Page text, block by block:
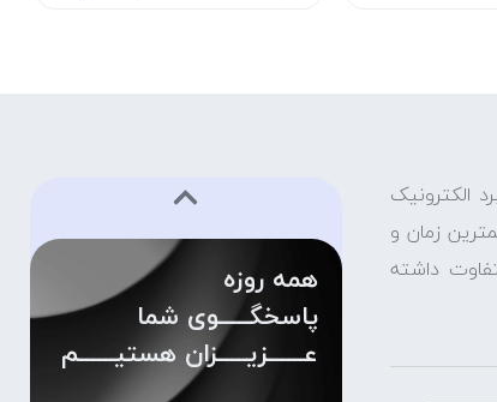
الکترونیک
زمان و
داشته
همه روزه
پاسخگـــــوی شما
عــــــزیـــــزان هستیــــــم